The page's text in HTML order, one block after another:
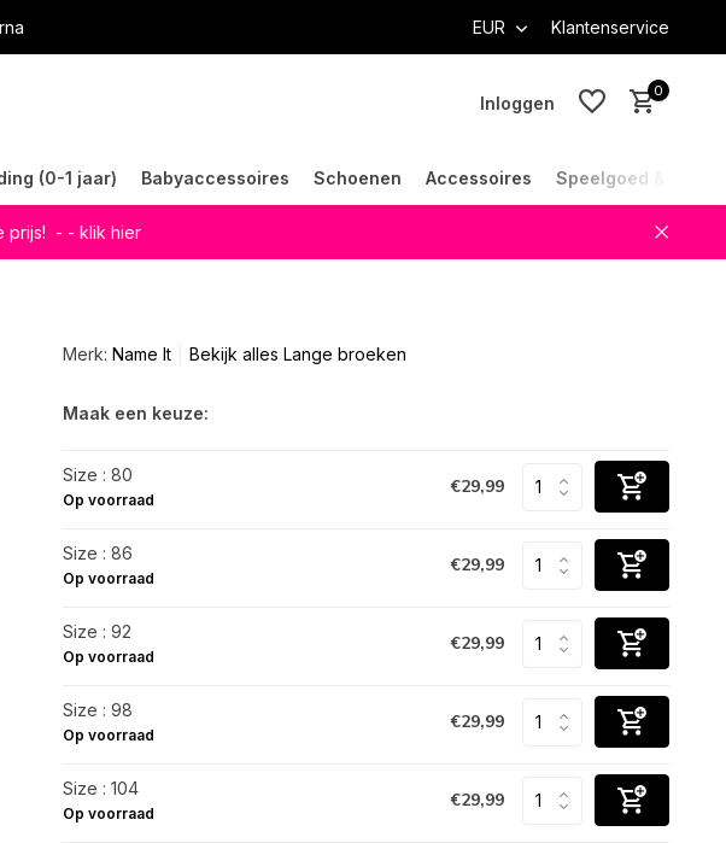
EUR Klantenservice
Inloggen
0
(0-1 jaar) Babyaccessoires Schoenen Accessoires Speelgoed &
prijs! - - klik hier
Merk: Name It Bekijk alles Lange broeken
Maak een keuze:
Size : 80
Op voorraad
€29,99
Size : 86
Op voorraad
€29,99
Size : 92
Op voorraad
€29,99
Size : 98
Op voorraad
€29,99
Size : 104
Op voorraad
€29,99